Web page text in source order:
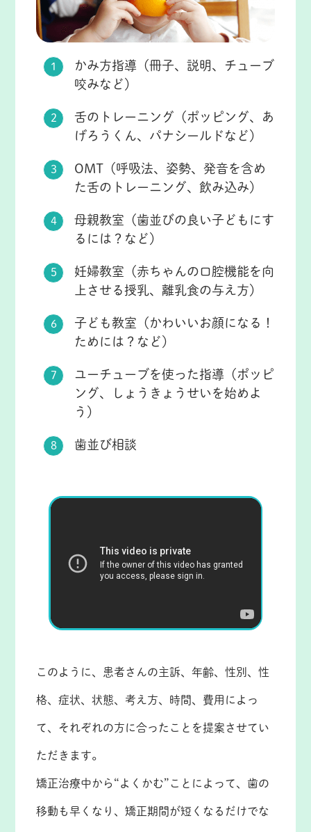
かみ方指導（冊子、説明、チューブ
咬みなど）
舌のトレーニング（ポッピング、あ
げろうくん、パナシールドなど）
OMT（呼吸法、姿勢、発音を含め
た舌のトレーニング、飲み込み）
母親教室（歯並びの良い子どもにす
るには？など）
妊婦教室（赤ちゃんの口腔機能を向
上させる授乳、離乳食の与え方）
子ども教室（かわいいお顔になる！
ためには？など）
ユーチューブを使った指導（ポッピ
ング、しょうきょうせいを始めよ
う）
歯並び相談
このように、患者さんの主訴、年齢、性別、性
格、症状、状態、考え方、時間、費用によっ
て、それぞれの方に合ったことを提案させてい
ただきます。
矯正治療中から“よくかむ”ことによって、歯の
移動も早くなり、矯正期間が短くなるだけでな